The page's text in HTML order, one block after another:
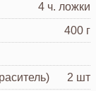
4 ч. ложки
400 г
2 шт